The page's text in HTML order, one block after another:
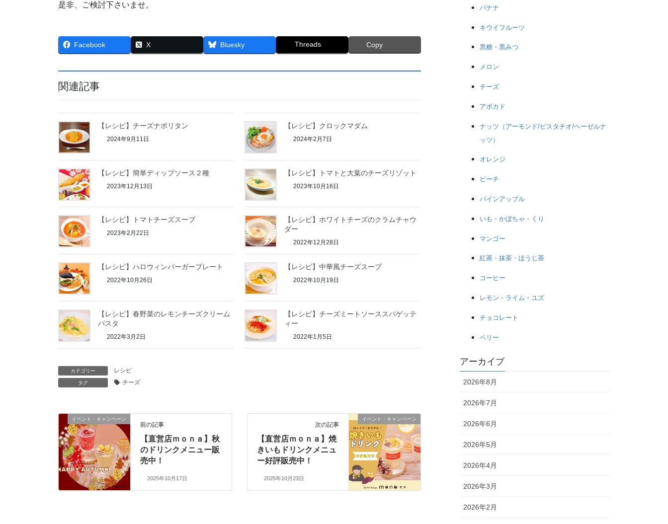
是非、ご検討下さいませ。
Facebook X Bluesky Threads Copy
関連記事
【レシピ】チーズナポリタン
2024年9月11日
【レシピ】クロックマダム
2024年2月7日
【レシピ】簡単ディップソース２種
2023年12月13日
【レシピ】トマトと大葉のチーズリゾット
2023年10月16日
【レシピ】トマトチーズスープ
2023年2月22日
【レシピ】ホワイトチーズのクラムチャウ
ダー
2022年12月28日
【レシピ】ハロウィンバーガープレート
2022年10月26日
【レシピ】中華風チーズスープ
2022年10月19日
【レシピ】春野菜のレモンチーズクリーム
パスタ
2022年3月2日
【レシピ】チーズミートソーススパゲッテ
ィー
2022年1月5日
カテゴリー レシピ
タグ チーズ
イベント・キャンペーン
前の記事
【直営店ｍｏｎａ】秋
のドリンクメニュー販
売中！
2025年10月17日
イベント・キャンペーン
次の記事
【直営店ｍｏｎａ】焼
きいもドリンクメニュ
ー好評販売中！
2025年10月23日
バナナ
キウイフルーツ
黒糖・黒みつ
メロン
チーズ
アボカド
ナッツ（アーモンド/ピスタチオ/ヘーゼルナ
ッツ）
オレンジ
ピーチ
パインアップル
いも・かぼちゃ・くり
マンゴー
紅茶・抹茶・ほうじ茶
コーヒー
レモン・ライム・ユズ
チョコレート
ベリー
アーカイブ
2026年8月
2026年7月
2026年6月
2026年5月
2026年4月
2026年3月
2026年2月